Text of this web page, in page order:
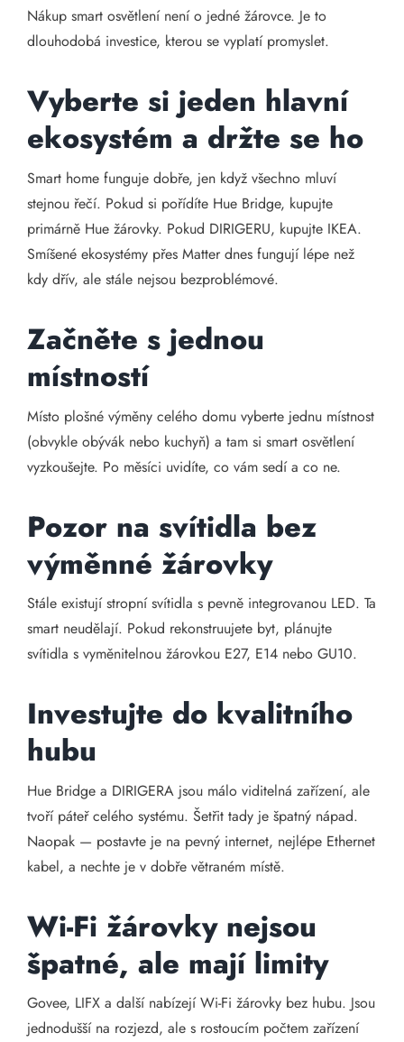
Nákup smart osvětlení není o jedné žárovce. Je to
dlouhodobá investice, kterou se vyplatí promyslet.
Vyberte si jeden hlavní
ekosystém a držte se ho
Smart home funguje dobře, jen když všechno mluví
stejnou řečí. Pokud si pořídíte Hue Bridge, kupujte
primárně Hue žárovky. Pokud DIRIGERU, kupujte IKEA.
Smíšené ekosystémy přes Matter dnes fungují lépe než
kdy dřív, ale stále nejsou bezproblémové.
Začněte s jednou
místností
Místo plošné výměny celého domu vyberte jednu místnost
(obvykle obývák nebo kuchyň) a tam si smart osvětlení
vyzkoušejte. Po měsíci uvidíte, co vám sedí a co ne.
Pozor na svítidla bez
výměnné žárovky
Stále existují stropní svítidla s pevně integrovanou LED. Ta
smart neudělají. Pokud rekonstruujete byt, plánujte
svítidla s vyměnitelnou žárovkou E27, E14 nebo GU10.
Investujte do kvalitního
hubu
Hue Bridge a DIRIGERA jsou málo viditelná zařízení, ale
tvoří páteř celého systému. Šetřit tady je špatný nápad.
Naopak — postavte je na pevný internet, nejlépe Ethernet
kabel, a nechte je v dobře větraném místě.
Wi-Fi žárovky nejsou
špatné, ale mají limity
Govee, LIFX a další nabízejí Wi-Fi žárovky bez hubu. Jsou
jednodušší na rozjezd, ale s rostoucím počtem zařízení